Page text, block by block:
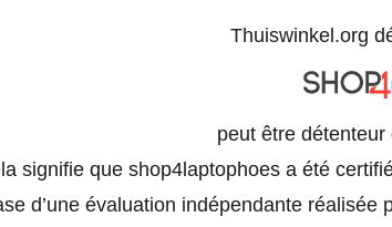
Thuiswinkel.org
peut être
signifie que shop4laptophoes a été
d’une évaluation indépendante